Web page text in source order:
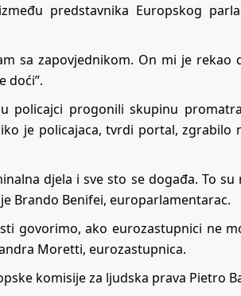
predstavnika Europskog
sa zapovjednikom. On mi je
doći”.
policajci progonili skupinu
je policajaca, tvrdi portal, zgrabilo
djela i sve sto se događa. To
Brando Benifei, europarlamentarac.
govorimo, ako eurozastupnici ne
Moretti, eurozastupnica.
komisije za ljudska prava Pietro